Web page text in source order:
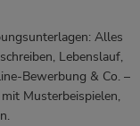
Alles
Lebenslauf,
Bewerbung & Co. –
Musterbeispielen,